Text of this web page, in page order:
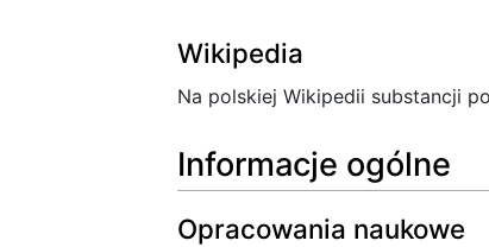
Wikipedia
Na polskiej Wikipedii substancji
Informacje ogólne
Opracowania naukowe